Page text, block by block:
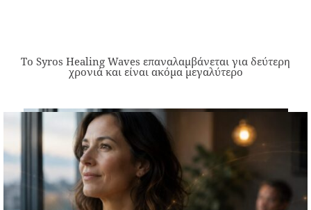
Το Syros Healing Waves επαναλαμβάνεται για δεύτερη
χρονιά και είναι ακόμα μεγαλύτερο